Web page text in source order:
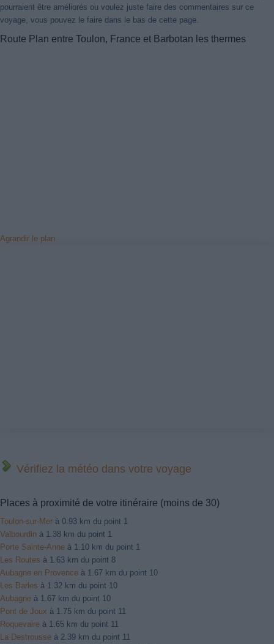
pourraient être améliorés ou voulez juste faire des commentaires sur ce
voyage, vous pouvez le faire dans le bas de cette page.
Route Plan entre Toulon, France et Barbotan les thermes
Agrandir le plan
Vérifiez la météo dans votre voyage
Places à proximité de votre itinéraire (moins de 30)
Toulon-sur-Mer à 0.93 km du point 1
Valbourdin à 1.38 km du point 1
Porte Sainte-Anne à 1.10 km du point 1
Les Routes à 1.63 km du point 8
Aubagne en Provence à 1.67 km du point 10
Les Barles à 1.32 km du point 10
Aubagne à 1.67 km du point 10
Pont de Joux à 1.75 km du point 11
Roquevaire à 1.65 km du point 11
La Destrousse à 2.39 km du point 11